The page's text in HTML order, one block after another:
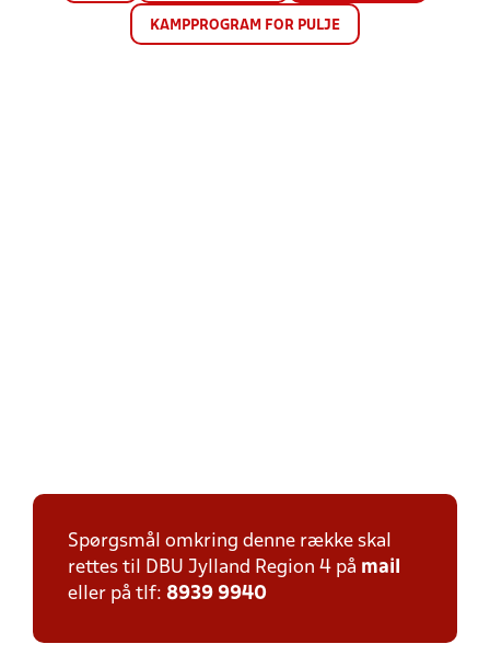
KAMPPROGRAM FOR PULJE
Spørgsmål omkring denne række skal
rettes til DBU Jylland Region 4 på mail
eller på tlf: 8939 9940